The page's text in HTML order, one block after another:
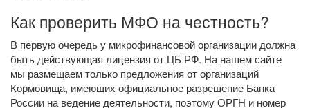
Как проверить МФО на честность?
В первую очередь у микрофинансовой организации должна
быть действующая лицензия от ЦБ РФ. На нашем сайте
мы размещаем только предложения от организаций
Кормовища, имеющих официальное разрешение Банка
России на ведение деятельности, поэтому ОРГН и номер